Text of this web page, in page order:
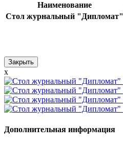
Наименование
Стол журнальный "Дипломат"
Закрыть
x
Дополнительная информация